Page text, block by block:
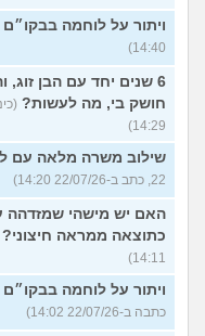
ויתור על לוחמה בבקו״ם
14:40)
6 שנים יחד עם הבן
חושק בי, מה לעשות?
14:29)
שילוב משרה מלאה עם
22, כתב ב-22/07/26 14:20)
האם יש מישהי שמזדהה
כתוצאה ממראה חיצוני?
14:11)
ויתור על לוחמה
כתבה ב-22/07/26 14:02)